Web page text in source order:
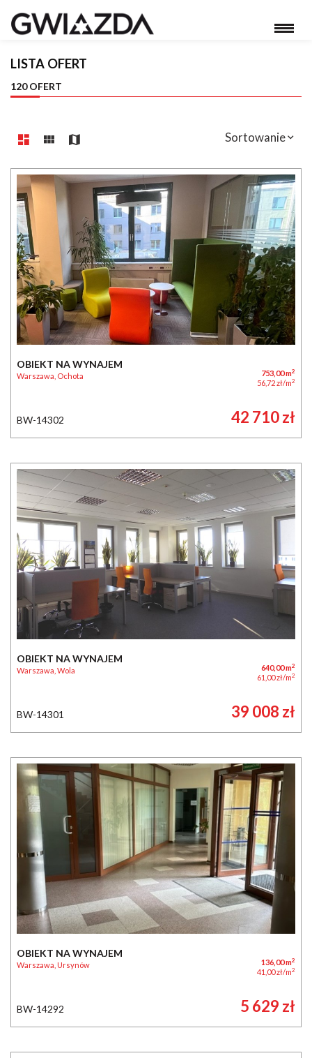
LISTA OFERT
120 OFERT
Sortowanie
OBIEKT NA WYNAJEM
Warszawa, Ochota 753,00 m2
56,72 zł/m2
BW-14302 42 710 zł
OBIEKT NA WYNAJEM
Warszawa, Wola 640,00 m2
61,00 zł/m2
BW-14301 39 008 zł
OBIEKT NA WYNAJEM
Warszawa, Ursynów 136,00 m2
41,00 zł/m2
BW-14292 5 629 zł